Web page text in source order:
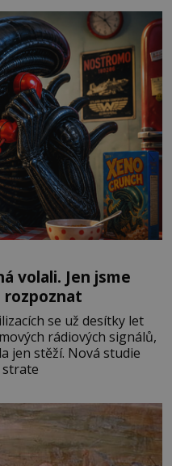
miminka měl působit
věk je
volali. Jen jsme
rozpoznat
se už desítky let
rádiových signálů,
jen stěží. Nová studie
strate